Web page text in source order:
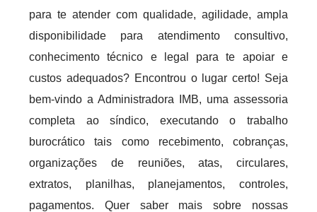
para te atender com qualidade, agilidade, ampla
disponibilidade para atendimento consultivo,
conhecimento técnico e legal para te apoiar e
custos adequados? Encontrou o lugar certo! Seja
bem-vindo a Administradora IMB, uma assessoria
completa ao síndico, executando o trabalho
burocrático tais como recebimento, cobranças,
organizações de reuniões, atas, circulares,
extratos, planilhas, planejamentos, controles,
pagamentos. Quer saber mais sobre nossas